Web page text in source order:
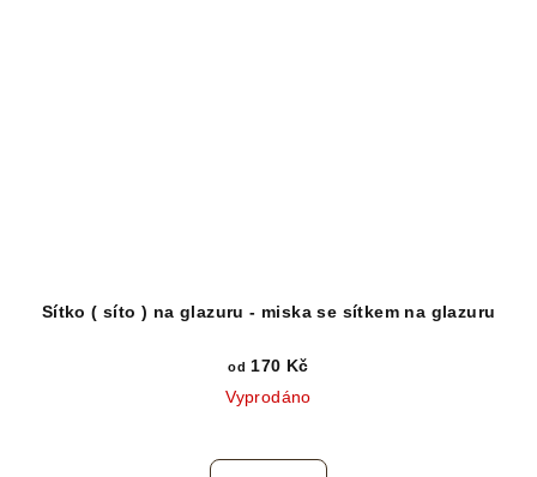
Sítko ( síto ) na glazuru - miska se sítkem na glazuru
od 170 Kč
Vyprodáno